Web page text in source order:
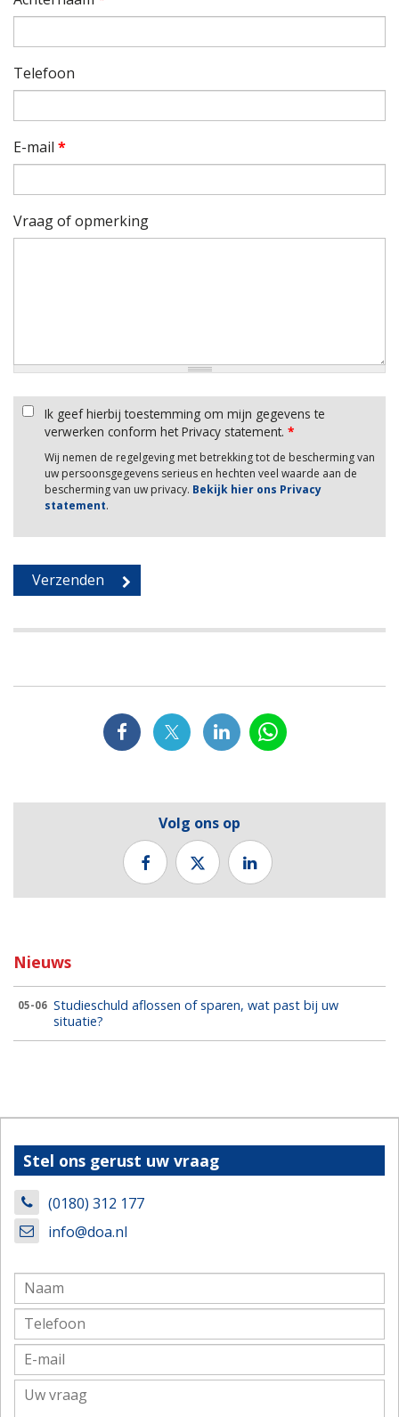
Telefoon
E-mail *
Vraag of opmerking
Ik geef hierbij toestemming om mijn gegevens te
verwerken conform het Privacy statement. *
Wij nemen de regelgeving met betrekking tot de bescherming van
uw persoonsgegevens serieus en hechten veel waarde aan de
bescherming van uw privacy. Bekijk hier ons Privacy
statement.
Volg ons op
Nieuws
05-06 Studieschuld aflossen of sparen, wat past bij uw
situatie?
Stel ons gerust uw vraag
(0180) 312 177
info@doa.nl